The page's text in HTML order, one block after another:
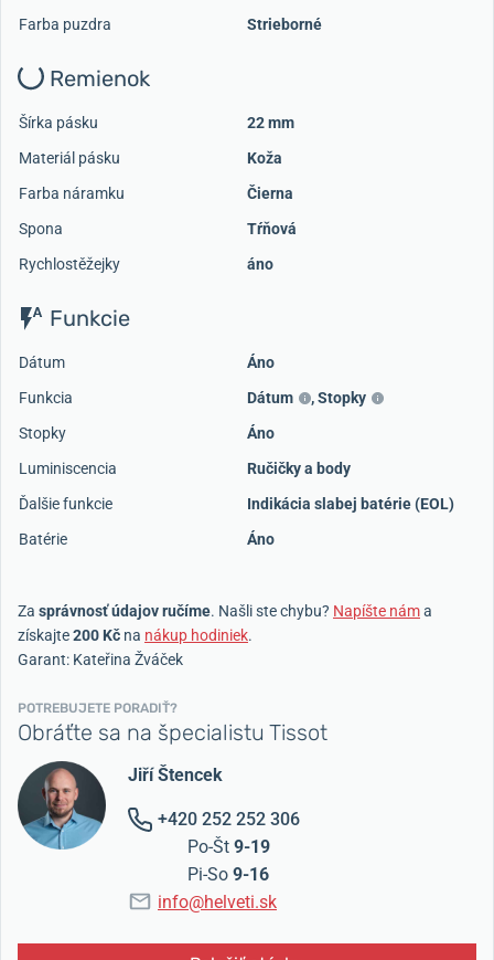
Farba puzdra
Strieborné
Remienok
Šírka pásku
22 mm
Materiál pásku
Koža
Farba náramku
Čierna
Spona
Tŕňová
Rychlostěžejky
áno
Funkcie
Dátum
Áno
Funkcia
Dátum ,Stopky
Stopky
Áno
Luminiscencia
Ručičky a body
Ďalšie funkcie
Indikácia slabej batérie (EOL)
Batérie
Áno
Za správnosť údajov ručíme. Našli ste chybu? Napíšte náma
získajte200 Kč na nákup hodiniek.
Garant: Kateřina Žváček
POTREBUJETE PORADIŤ?
Obráťte sa na špecialistu Tissot
Jiří Štencek
+420 252 252 306
Po-Št 9-19
Pi-So 9-16
info@helveti.sk